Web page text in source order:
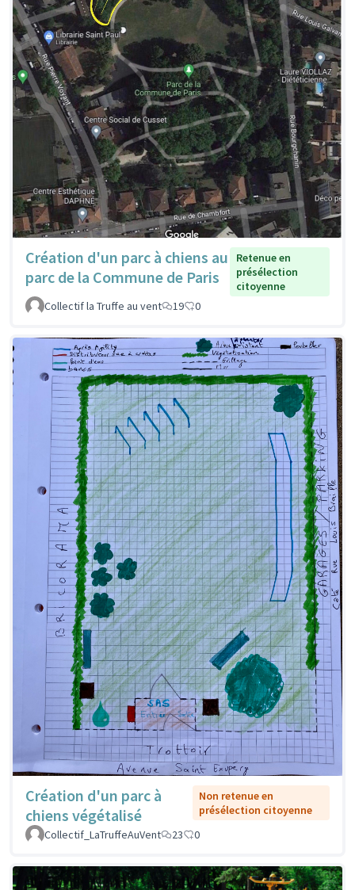
Création d'un parc à chiens au
parc de la Commune de Paris
Retenue en
présélection
citoyenne
Collectif la Truffe au vent
19 0
Création d'un parc à
chiens végétalisé
Non retenue en
présélection citoyenne
Collectif_LaTruffeAuVent
23 0